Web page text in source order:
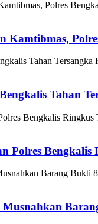
Kamtibmas,
Tahan
Polres
Musnahkan